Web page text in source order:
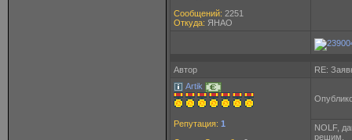
Сообщений: 2251
Откуда: ЯНАО
Автор
RE:
Artik
Репутация: 1
NOLF,
решим.